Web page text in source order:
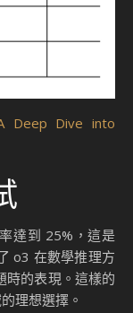
Deep Dive into
達到 25%，這是
o3 在數學推理方
時的表現。這樣的
理想選擇。